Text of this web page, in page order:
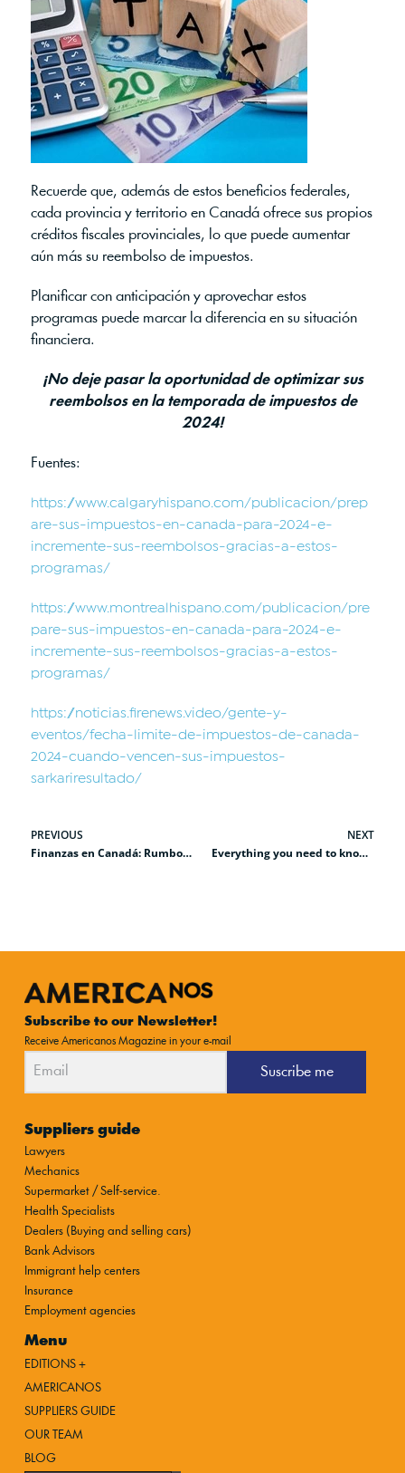
Recuerde que, además de estos beneficios federales,
cada provincia y territorio en Canadá ofrece sus propios
créditos fiscales provinciales, lo que puede aumentar
aún más su reembolso de impuestos.
Planificar con anticipación y aprovechar estos
programas puede marcar la diferencia en su situación
financiera.
¡No deje pasar la oportunidad de optimizar sus
reembolsos en la temporada de impuestos de
2024!
Fuentes:
https://www.calgaryhispano.com/publicacion/prep
are-sus-impuestos-en-canada-para-2024-e-
incremente-sus-reembolsos-gracias-a-estos-
programas/
https://www.montrealhispano.com/publicacion/pre
pare-sus-impuestos-en-canada-para-2024-e-
incremente-sus-reembolsos-gracias-a-estos-
programas/
https://noticias.firenews.video/gente-y-
eventos/fecha-limite-de-impuestos-de-canada-
2024-cuando-vencen-sus-impuestos-
sarkariresultado/
PREVIOUS
Finanzas en Canadá: Rumbo a la Renta Básica Universal
NEXT
Everything you need to know to immigrate to Canada
Subscribe to our Newsletter!
Receive Americanos Magazine in your e-mail
Suscribe me
Suppliers guide
Lawyers
Mechanics
Supermarket / Self-service.
Health Specialists
Dealers (Buying and selling cars)
Bank Advisors
Immigrant help centers
Insurance
Employment agencies
Menu
EDITIONS +
AMERICANOS
SUPPLIERS GUIDE
OUR TEAM
BLOG